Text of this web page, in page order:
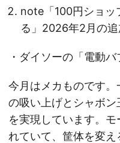
note「100円ショッ
る」2026年2月の
・ダイソーの「電動バ
今月はメカものです
の吸い上げとシャボン
を実現しています。
れていて、筐体を変